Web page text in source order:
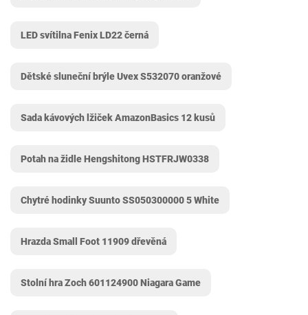
LED svítilna Fenix ​LD22 černá
Dětské sluneční brýle Uvex S532070 oranžové
Sada kávových lžiček AmazonBasics 12 kusů
Potah na židle Hengshitong HSTFRJW0338
Chytré hodinky Suunto ‎SS050300000 5 White
Hrazda Small Foot 11909 dřevěná
Stolní hra Zoch 601124900 Niagara Game